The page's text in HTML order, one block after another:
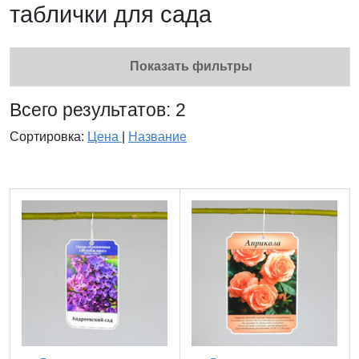
таблички для сада
Показать фильтры
Всего результатов: 2
Сортировка: Цена Название